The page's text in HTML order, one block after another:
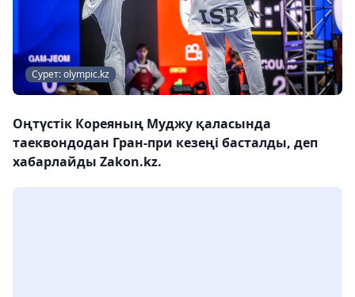
Сурет: olympic.kz
Оңтүстік Кореяның Муджу қаласында
таеквондодан Гран-при кезеңі басталды, деп
хабарлайды Zakon.kz.